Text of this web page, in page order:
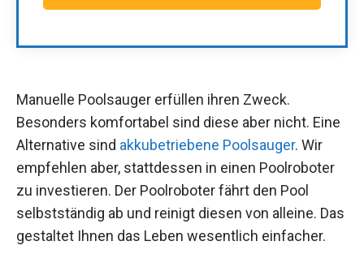
Manuelle Poolsauger erfüllen ihren Zweck.
Besonders komfortabel sind diese aber nicht. Eine
Alternative sind akkubetriebene Poolsauger. Wir
empfehlen aber, stattdessen in einen Poolroboter
zu investieren. Der Poolroboter fährt den Pool
selbstständig ab und reinigt diesen von alleine. Das
gestaltet Ihnen das Leben wesentlich einfacher.